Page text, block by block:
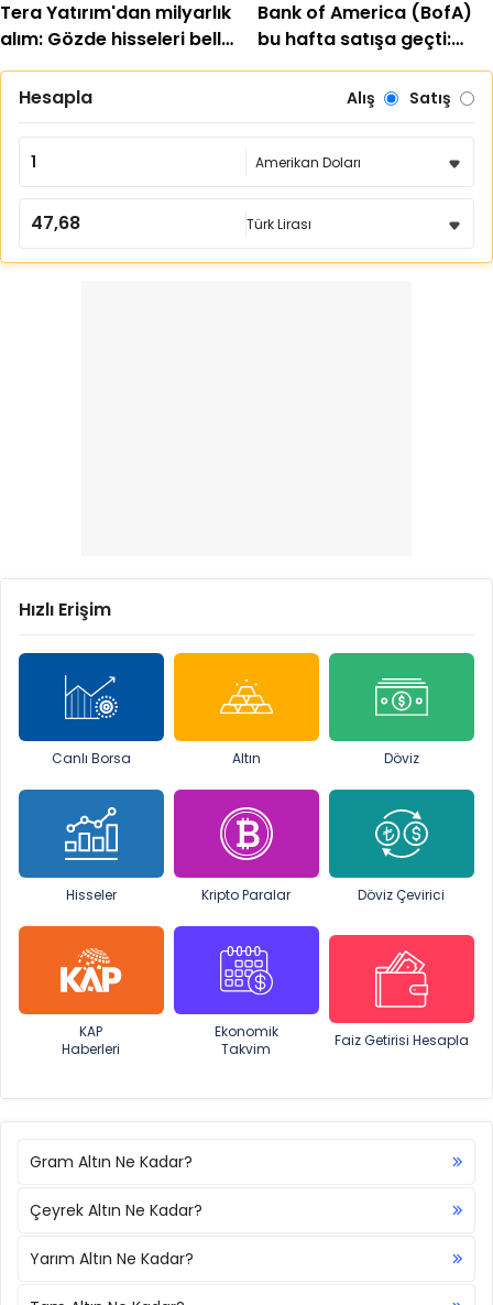
Tera Yatırım'dan milyarlık
alım: Gözde hisseleri belli
oldu
Bank of America (BofA)
bu hafta satışa geçti:
EREGL ve SASA listede
Hesapla
Alış Satış
Hızlı Erişim
Canlı Borsa Altın Döviz
Hisseler Kripto Paralar Döviz Çevirici
KAP
Haberleri
Ekonomik
Takvim
Faiz Getirisi Hesapla
Gram Altın Ne Kadar?
Çeyrek Altın Ne Kadar?
Yarım Altın Ne Kadar?